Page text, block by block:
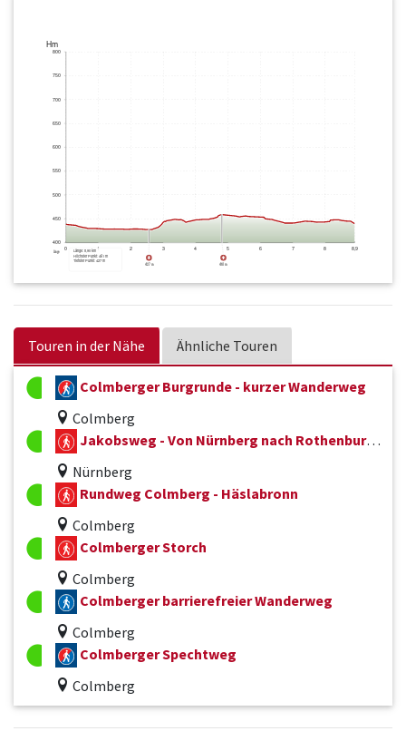
Touren in der Nähe Ähnliche Touren
Colmberger Burgrunde - kurzer Wanderweg
Colmberg
Jakobsweg - Von Nürnberg nach Rothenburg ob der Tauber
Nürnberg
Rundweg Colmberg - Häslabronn
Colmberg
Colmberger Storch
Colmberg
Colmberger barrierefreier Wanderweg
Colmberg
Colmberger Spechtweg
Colmberg